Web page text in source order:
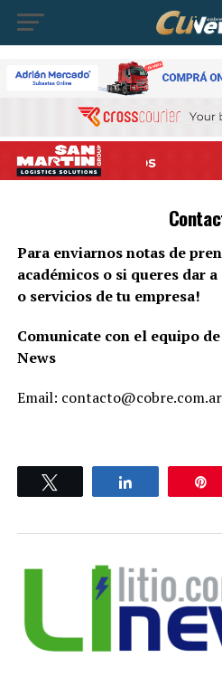
Para enviarnos notas de
académicos o si queres dar
o servicios de tu empresa!
Comunicate con el equipo
News
Email: contacto@cobre.com.ar